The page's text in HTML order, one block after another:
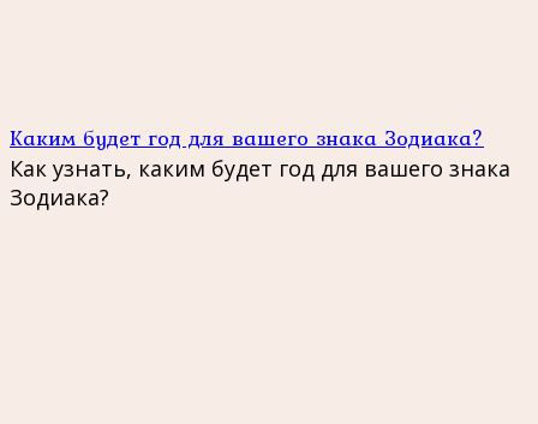
Каким будет год для вашего знака Зодиака?
Как узнать, каким будет год для вашего знака
Зодиака?